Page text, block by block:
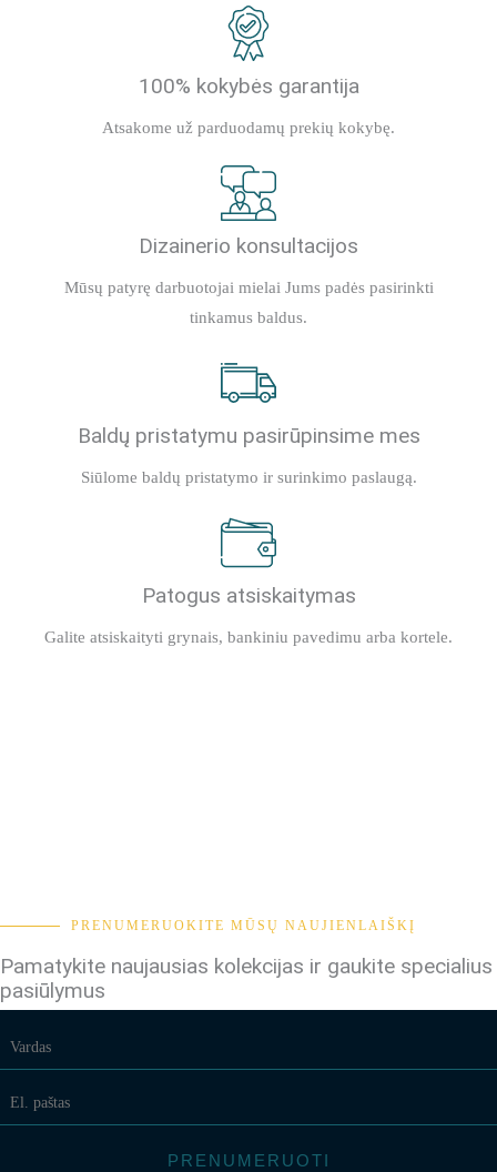
100% kokybės garantija
Atsakome už parduodamų prekių kokybę.
Dizainerio konsultacijos
Mūsų patyrę darbuotojai mielai Jums padės pasirinkti
tinkamus baldus.
Baldų pristatymu pasirūpinsime mes
Siūlome baldų pristatymo ir surinkimo paslaugą.
Patogus atsiskaitymas
Galite atsiskaityti grynais, bankiniu pavedimu arba kortele.
PRENUMERUOKITE MŪSŲ NAUJIENLAIŠKĮ
Pamatykite naujausias kolekcijas ir gaukite specialius
pasiūlymus
PRENUMERUOTI